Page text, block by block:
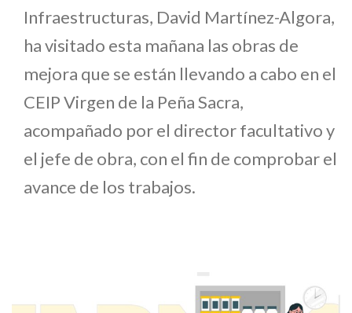
Infraestructuras, David Martínez-Algora,
ha visitado esta mañana las obras de
mejora que se están llevando a cabo en el
CEIP Virgen de la Peña Sacra,
acompañado por el director facultativo y
el jefe de obra, con el fin de comprobar el
avance de los trabajos.